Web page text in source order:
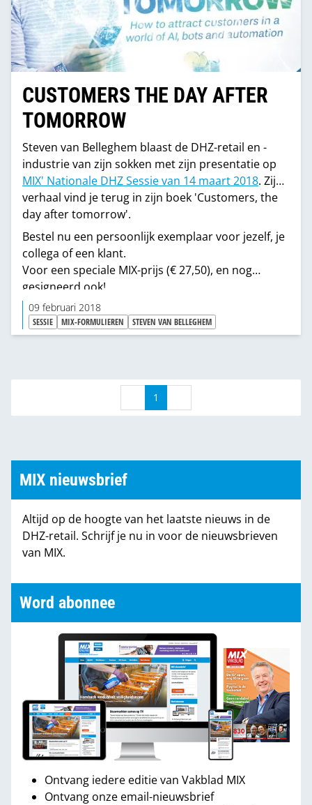
CUSTOMERS THE DAY AFTER
TOMORROW
Steven van Belleghem blaast de DHZ-retail en -
industrie van zijn sokken met zijn presentatie op
MIX' Nationale DHZ Sessie van 14 maart 2018. Zijn
verhaal vind je terug in zijn boek 'Customers, the
day after tomorrow'.
Bestel nu een persoonlijk exemplaar voor jezelf, je
collega of een klant.
Voor een speciale MIX-prijs (€ 27,50), en nog
gesigneerd ook!
09 februari 2018
SESSIE MIX-FORMULIEREN STEVEN VAN BELLEGHEM
1
MIX nieuwsbrief
Altijd op de hoogte van het laatste nieuws in de
DHZ-retail. Schrijf je nu in voor de nieuwsbrieven
van MIX.
Word abonnee
Ontvang iedere editie van Vakblad MIX
Ontvang onze email-nieuwsbrief